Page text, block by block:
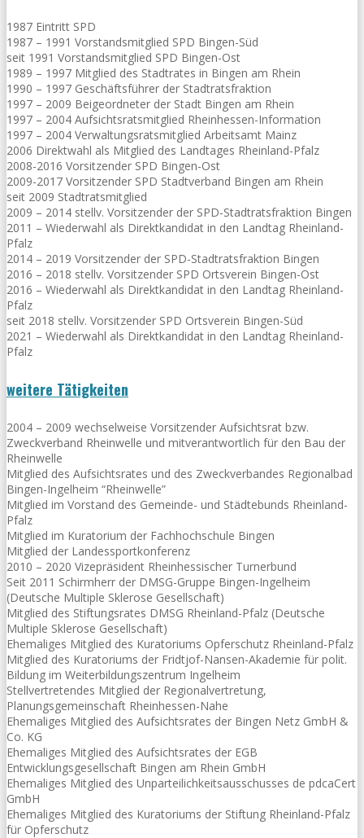
1987 Eintritt SPD
1987 – 1991 Vorstandsmitglied SPD Bingen-Süd
seit 1991 Vorstandsmitglied SPD Bingen-Ost
1989 – 1997 Mitglied des Stadtrates in Bingen am Rhein
1990 – 1997 Geschäftsführer der Stadtratsfraktion
1997 – 2009 Beigeordneter der Stadt Bingen am Rhein
1997 – 2004 Aufsichtsratsmitglied Rheinhessen-Information
1997 – 2004 Verwaltungsratsmitglied Arbeitsamt Mainz
2006 Direktwahl als Mitglied des Landtages Rheinland-Pfalz
2008-2016 Vorsitzender SPD Bingen-Ost
2009-2017 Vorsitzender SPD Stadtverband Bingen am Rhein
seit 2009 Stadtratsmitglied
2009 – 2014 stellv. Vorsitzender der SPD-Stadtratsfraktion Bingen
2011 – Wiederwahl als Direktkandidat in den Landtag Rheinland-
Pfalz
2014 – 2019 Vorsitzender der SPD-Stadtratsfraktion Bingen
2016 – 2018 stellv. Vorsitzender SPD Ortsverein Bingen-Ost
2016 – Wiederwahl als Direktkandidat in den Landtag Rheinland-
Pfalz
seit 2018 stellv. Vorsitzender SPD Ortsverein Bingen-Süd
2021 – Wiederwahl als Direktkandidat in den Landtag Rheinland-
Pfalz
weitere Tätigkeiten
2004 – 2009 wechselweise Vorsitzender Aufsichtsrat bzw.
Zweckverband Rheinwelle und mitverantwortlich für den Bau der
Rheinwelle
Mitglied des Aufsichtsrates und des Zweckverbandes Regionalbad
Bingen-Ingelheim “Rheinwelle”
Mitglied im Vorstand des Gemeinde- und Städtebunds Rheinland-
Pfalz
Mitglied im Kuratorium der Fachhochschule Bingen
Mitglied der Landessportkonferenz
2010 – 2020 Vizepräsident Rheinhessischer Turnerbund
Seit 2011 Schirmherr der DMSG-Gruppe Bingen-Ingelheim
(Deutsche Multiple Sklerose Gesellschaft)
Mitglied des Stiftungsrates DMSG Rheinland-Pfalz (Deutsche
Multiple Sklerose Gesellschaft)
Ehemaliges Mitglied des Kuratoriums Opferschutz Rheinland-Pfalz
Mitglied des Kuratoriums der Fridtjof-Nansen-Akademie für polit.
Bildung im Weiterbildungszentrum Ingelheim
Stellvertretendes Mitglied der Regionalvertretung,
Planungsgemeinschaft Rheinhessen-Nahe
Ehemaliges Mitglied des Aufsichtsrates der Bingen Netz GmbH &
Co. KG
Ehemaliges Mitglied des Aufsichtsrates der EGB
Entwicklungsgesellschaft Bingen am Rhein GmbH
Ehemaliges Mitglied des Unparteilichkeitsausschusses de pdcaCert
GmbH
Ehemaliges Mitglied des Kuratoriums der Stiftung Rheinland-Pfalz
für Opferschutz